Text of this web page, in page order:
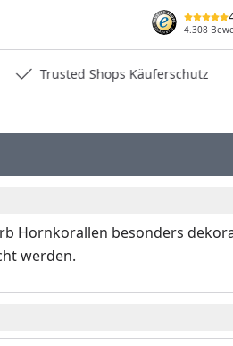
4.308
Trusted Shops Käuferschutz
Hornkorallen besonders
werden.